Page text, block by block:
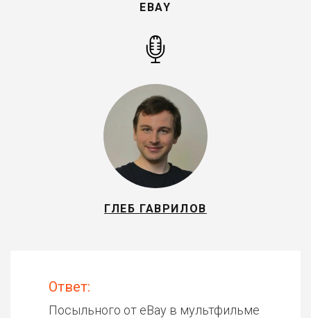
EBAY
ГЛЕБ ГАВРИЛОВ
Ответ:
Посыльного от eBay в мультфильме